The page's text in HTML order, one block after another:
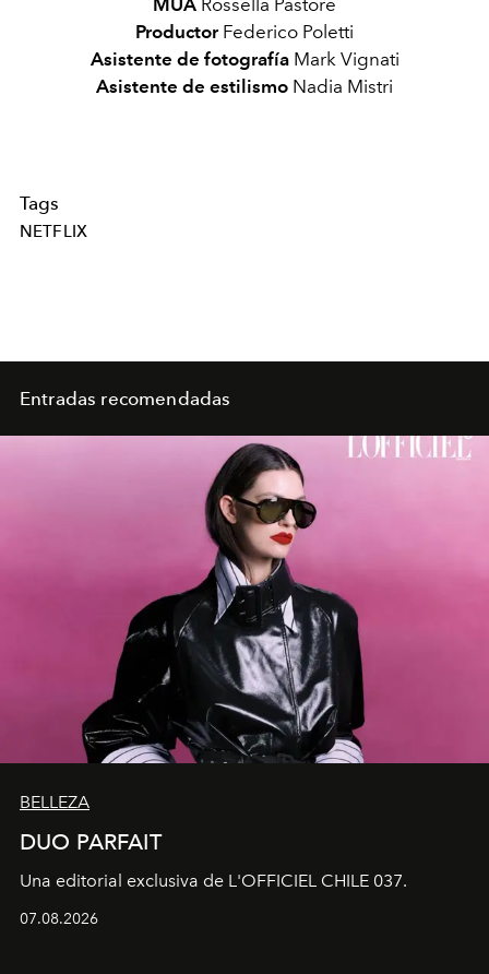
MUA Rossella Pastore
Productor Federico Poletti
Asistente de fotografíaMark Vignati
Asistente de estilismo Nadia Mistri
Tags
NETFLIX
Entradas recomendadas
BELLEZA
DUO PARFAIT
Una editorial exclusiva de L'OFFICIEL CHILE 037.
07.08.2026